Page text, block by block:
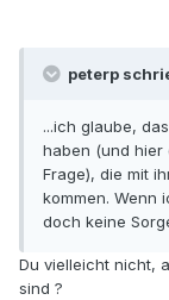
peterp
...ich glaube,
haben (und hier
Frage), die mit
kommen. Wenn
doch keine
Du vielleicht nicht,
sind ?